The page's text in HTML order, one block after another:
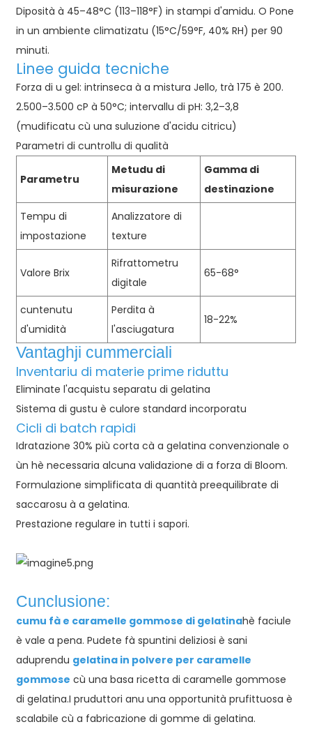
Diposità à 45–48°C (113–118°F) in stampi d'amidu. O Pone
in un ambiente climatizatu (15°C/59°F, 40% RH) per 90
minuti.
Linee guida tecniche
Forza di u gel: intrinseca à a mistura Jello, trà 175 è 200.
2.500–3.500 cP à 50°C; intervallu di pH: 3,2–3,8
(mudificatu cù una suluzione d'acidu citricu)
Parametri di cuntrollu di qualità
Parametru
Metudu di
misurazione
Gamma di
destinazione
Tempu di
impostazione
Analizzatore di
texture
Valore Brix
Rifrattometru
digitale
65-68°
cuntenutu
d'umidità
Perdita à
l'asciugatura
18-22%
Vantaghji cummerciali
Inventariu di materie prime riduttu
Eliminate l'acquistu separatu di gelatina
Sistema di gustu è culore standard incorporatu
Cicli di batch rapidi
Idratazione 30% più corta cà a gelatina convenzionale o
ùn hè necessaria alcuna validazione di a forza di Bloom.
Formulazione simplificata di quantità preequilibrate di
saccarosu à a gelatina.
Prestazione regulare in tutti i sapori.
Cunclusione:
cumu fà e caramelle gommose di gelatinahè faciule
è vale a pena. Pudete fà spuntini deliziosi è sani
aduprendu gelatina in polvere per caramelle
gommose cù una basa ricetta di caramelle gommose
di gelatina.I pruduttori anu una opportunità prufittuosa è
scalabile cù a fabricazione di gomme di gelatina.